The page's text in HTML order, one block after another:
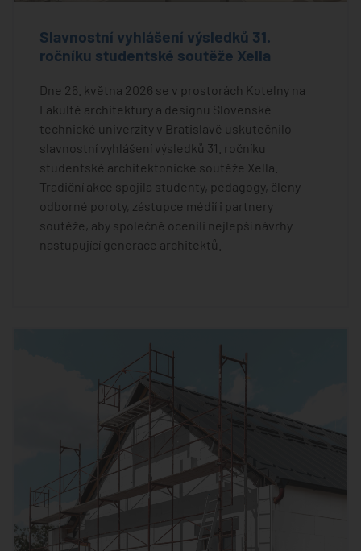
Slavnostní vyhlášení výsledků 31.
ročníku studentské soutěže Xella
Dne 26. května 2026 se v prostorách Kotelny na
Fakultě architektury a designu Slovenské
technické univerzity v Bratislavě uskutečnilo
slavnostní vyhlášení výsledků 31. ročníku
studentské architektonické soutěže Xella.
Tradiční akce spojila studenty, pedagogy, členy
odborné poroty, zástupce médií i partnery
soutěže, aby společně ocenili nejlepší návrhy
nastupující generace architektů.